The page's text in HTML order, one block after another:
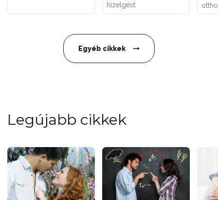
hízelgést.
Egyéb cikkek
Legújabb cikkek